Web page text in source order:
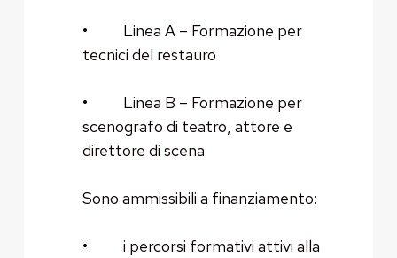
• Linea A – Formazione per
tecnici del restauro
• Linea B – Formazione per
scenografo di teatro, attore e
direttore di scena
Sono ammissibili a finanziamento:
• i percorsi formativi attivi alla